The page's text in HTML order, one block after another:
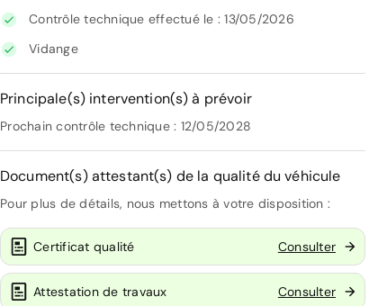
Contrôle technique effectué le : 13/05/2026
Vidange
Principale(s) intervention(s) à prévoir
Prochain contrôle technique : 12/05/2028
Document(s) attestant(s) de la qualité du véhicule
Pour plus de détails, nous mettons à votre disposition :
Certificat qualité Consulter
Attestation de travaux Consulter